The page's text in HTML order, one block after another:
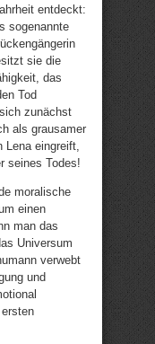
entdeckt:
sogenannte
sie die
das
Tod
zunächst
als grausamer
Lena eingreift,
seines Todes!
moralische
einen
man das
Universum
verwebt
und